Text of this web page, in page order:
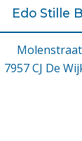
Edo Stille
7957 CJ De